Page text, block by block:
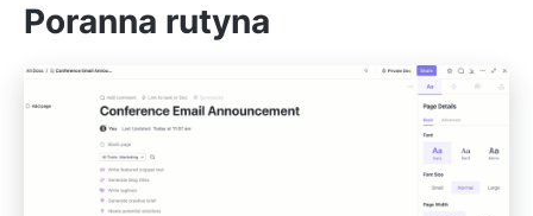
Poranna rutyna